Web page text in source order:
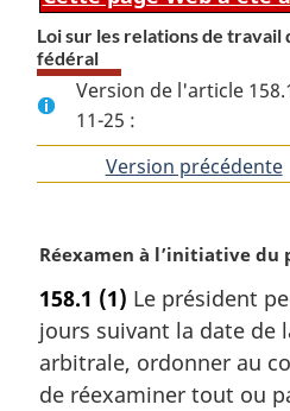
Loi sur les relations de travail
fédéral
Version de l'article
11-25 :
Version précédente
N
t
e
m
a
Réexamen à l’initiative du
158.1 (1) Le président
jours suivant la date de
arbitrale, ordonner au
de réexaminer tout ou